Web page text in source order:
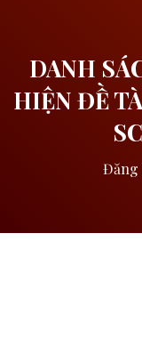
DANH
HIỆN ĐỀ
Đăng